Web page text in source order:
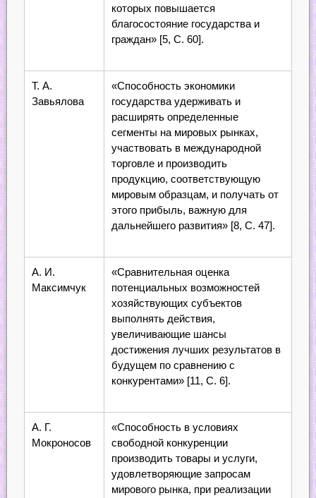
которых повышается
благосостояние государства и
граждан» [5, С. 60].
Т. А.
Завьялова
«Способность экономики
государства удерживать и
расширять определенные
сегменты на мировых рынках,
участвовать в международной
торговле и производить
продукцию, соответствующую
мировым образцам, и получать от
этого прибыль, важную для
дальнейшего развития» [8, С. 47].
А. И.
Максимчук
«Сравнительная оценка
потенциальных возможностей
хозяйствующих субъектов
выполнять действия,
увеличивающие шансы
достижения лучших результатов в
будущем по сравнению с
конкурентами» [11, С. 6].
А. Г.
Мокроносов
«Способность в условиях
свободной конкуренции
производить товары и услуги,
удовлетворяющие запросам
мирового рынка, при реализации